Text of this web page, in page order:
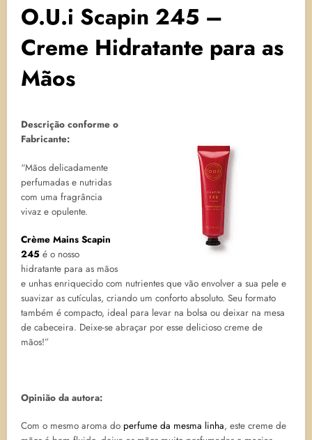
O.U.i Scapin 245 –
Creme Hidratante para as
Mãos
Descrição conforme o
Fabricante:
“Mãos delicadamente
perfumadas e nutridas
com uma fragrância
vivaz e opulente.
Crème Mains Scapin
245 é o nosso
hidratante para as mãos
e unhas enriquecido com nutrientes que vão envolver a sua pele e
suavizar as cutículas, criando um conforto absoluto. Seu formato
também é compacto, ideal para levar na bolsa ou deixar na mesa
de cabeceira. Deixe-se abraçar por esse delicioso creme de
mãos!”
Opinião da autora:
Com o mesmo aroma do perfume da mesma linha, este creme de